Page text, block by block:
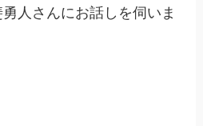
人さんにお話しを伺いま